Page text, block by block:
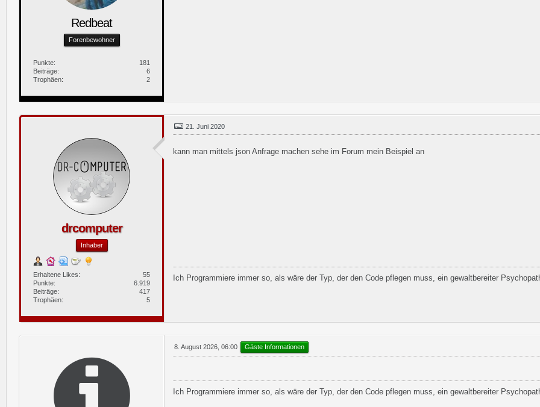
Redbeat
Forenbewohner
Punkte
181
Beiträge
6
Trophäen
2
drcomputer
Inhaber
Erhaltene Likes
55
Punkte
6.919
Beiträge
417
Trophäen
5
21. Juni 2020
kann man mittels json Anfrage machen sehe im Forum mein Beispiel an
Ich Programmiere immer so, als wäre der Typ, der den Code pflegen muss, ein gewaltbereiter
8. August 2026, 06:00 Gäste Informationen
Ich Programmiere immer so, als wäre der Typ, der den Code pflegen muss, ein gewaltbereiter